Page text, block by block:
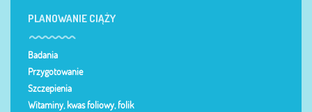
PLANOWANIE CIĄŻY
Badania
Przygotowanie
Szczepienia
Witaminy, kwas foliowy, folik